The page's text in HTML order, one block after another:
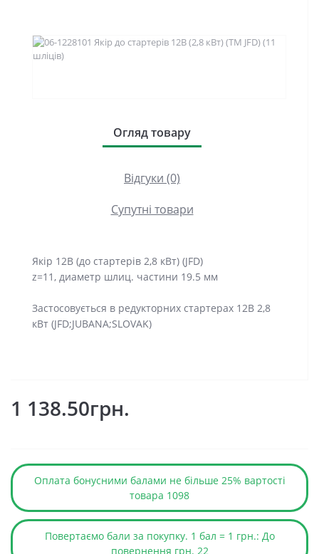
Огляд товару
Відгуки (0)
Супутні товари
Якір 12В (до стартерів 2,8 кВт) (JFD)
z=11, диаметр шлиц. частини 19.5 мм
Застосовується в редукторних стартерах 12В 2,8
кВт (JFD;JUBANA;SLOVAK)
1 138.50грн.
Оплата бонусними балами не більше 25% вартості
товара 1098
Повертаємо бали за покупку. 1 бал = 1 грн.: До
повернення грн. 22